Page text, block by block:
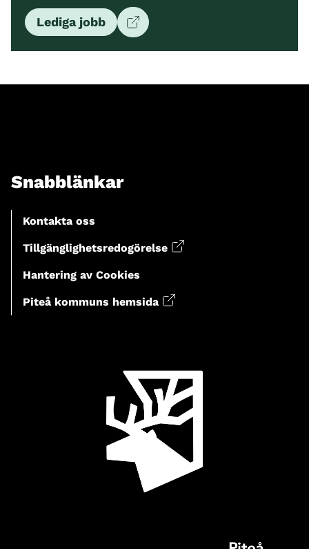
Lediga jobb
Snabblänkar
Kontakta oss
Tillgänglighetsredogörelse
Hantering av Cookies
Piteå kommuns hemsida